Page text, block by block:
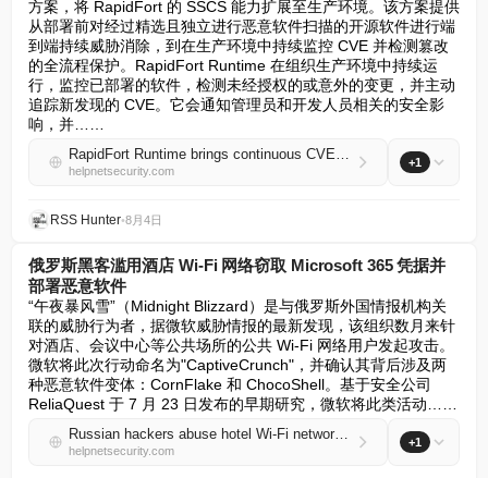
方案，将 RapidFort 的 SSCS 能力扩展至生产环境。该方案提供
从部署前对经过精选且独立进行恶意软件扫描的开源软件进行端
到端持续威胁消除，到在生产环境中持续监控 CVE 并检测篡改
的全流程保护。RapidFort Runtime 在组织生产环境中持续运
行，监控已部署的软件，检测未经授权的或意外的变更，并主动
追踪新发现的 CVE。它会通知管理员和开发人员相关的安全影
响，并……
RapidFort Runtime brings continuous CVE monitoring and tamper detection
helpnetsecurity.com
+1
RSS Hunter•8月4日
俄罗斯黑客滥用酒店 Wi-Fi 网络窃取 Microsoft 365 凭据并
部署恶意软件
“午夜暴风雪”（Midnight Blizzard）是与俄罗斯外国情报机构关
联的威胁行为者，据微软威胁情报的最新发现，该组织数月来针
对酒店、会议中心等公共场所的公共 Wi-Fi 网络用户发起攻击。
微软将此次行动命名为"CaptiveCrunch"，并确认其背后涉及两
种恶意软件变体：CornFlake 和 ChocoShell。基于安全公司
ReliaQuest 于 7 月 23 日发布的早期研究，微软将此类活动……
Russian hackers abuse hotel Wi-Fi networks to steal Microsoft 365 credentials and deploy malware
helpnetsecurity.com
+1